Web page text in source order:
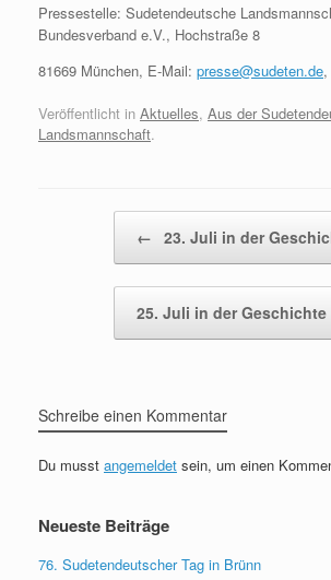
Pressestelle: Sudetendeutsche
Bundesverband e.V., Hochstraße 8
81669 München, E-Mail: presse@sudeten.de
Veröffentlicht in Aktuelles, Aus der
Landsmannschaft.
← 23. Juli in der
25. Juli in der Geschichte
Schreibe einen Kommentar
Du musst angemeldet sein, um einen
Neueste Beiträge
76. Sudetendeutscher Tag in Brünn